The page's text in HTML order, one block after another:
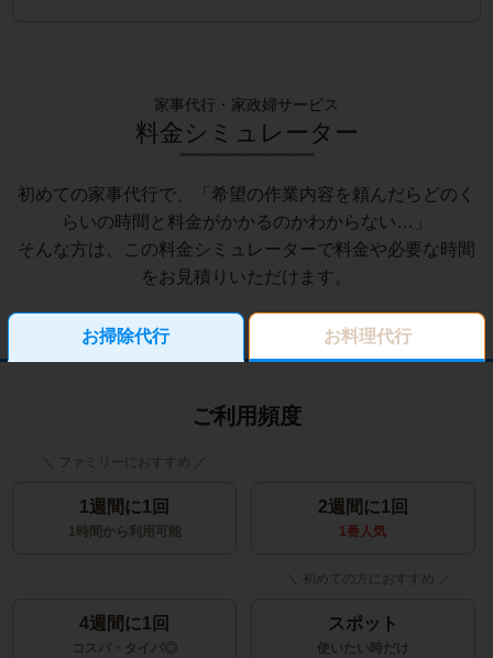
家事代行・家政婦サービス
料金シミュレーター
初めての家事代行で、「希望の作業内容を頼んだらどのく
らいの時間と料金がかかるのかわからない…」
そんな方は、この料金シミュレーターで料金や必要な時間
をお見積りいただけます。
お掃除代行 お料理代行
ご利用頻度
1週間に1回
1時間から利用可能
2週間に1回
1番人気
4週間に1回
コスパ・タイパ◎
スポット
使いたい時だけ